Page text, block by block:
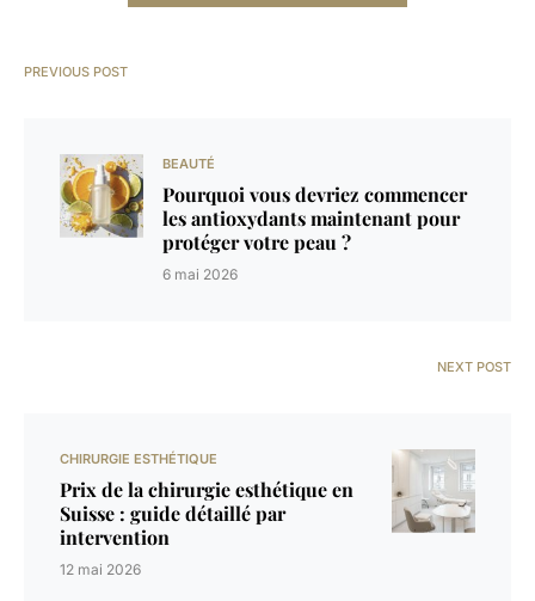
PREVIOUS POST
BEAUTÉ
Pourquoi vous devriez commencer
les antioxydants maintenant pour
protéger votre peau ?
6 mai 2026
NEXT POST
CHIRURGIE ESTHÉTIQUE
Prix de la chirurgie esthétique en
Suisse : guide détaillé par
intervention
12 mai 2026